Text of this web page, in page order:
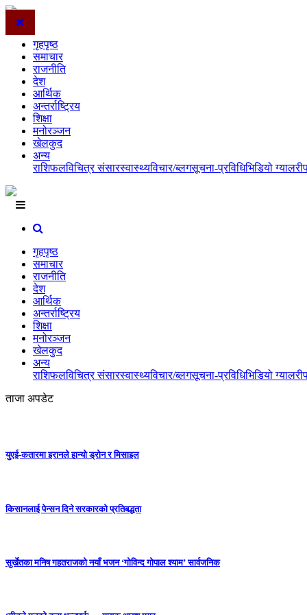
गृहपृष्ठ
समाचार
राजनीति
देश
आर्थिक
अन्तर्राष्ट्रिय
शिक्षा
मनोरञ्जन
खेलकुद
अन्य
राशिफलविचित्र संसारस्वास्थ्यविचार/ब्लगसूचना-प्रविधिभिडियो ग्यालरी
गृहपृष्ठ
समाचार
राजनीति
देश
आर्थिक
अन्तर्राष्ट्रिय
शिक्षा
मनोरञ्जन
खेलकुद
अन्य
राशिफलविचित्र संसारस्वास्थ्यविचार/ब्लगसूचना-प्रविधिभिडियो ग्यालरी
ताजा अपडेट
युएई-कतारमा इरानले हान्यो ड्रोन र मिसाइल
किसानलाई पेन्सन दिने सरकारको प्रतिबद्धता
सुर्खेतका मनिष गहतराजको नयाँ भजन ‘गोविन्द गोपाल श्याम’ सार्वजनिक